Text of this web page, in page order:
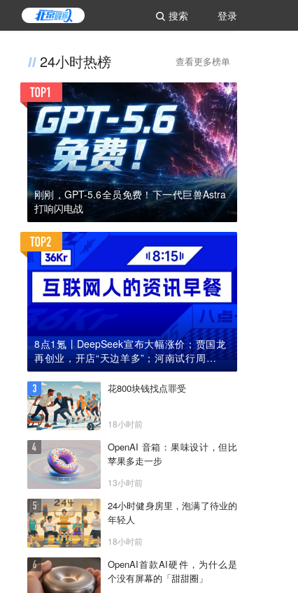
登录
搜索
24小时热榜 查看更多榜单
刚刚，GPT-5.6全员免费！下一代巨兽Astra
打响闪电战
8点1氪丨DeepSeek宣布大幅涨价；贾国龙
再创业，开店“天边羊多”；河南试行周五下
午弹性离岗
花800块钱找点罪受
18小时前
OpenAI 音箱：果味设计，但比
苹果多走一步
13小时前
24小时健身房里，泡满了待业的
年轻人
18小时前
OpenAI首款AI硬件，为什么是
个没有屏幕的「甜甜圈」